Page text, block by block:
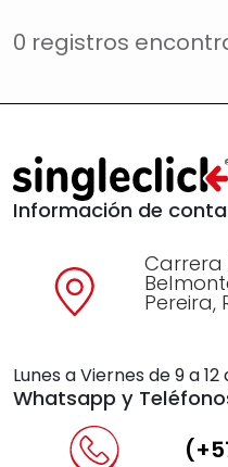
0 registros
Información de
Carrera
Pereira,
Lunes a Viernes de 9 a
Whatsapp y